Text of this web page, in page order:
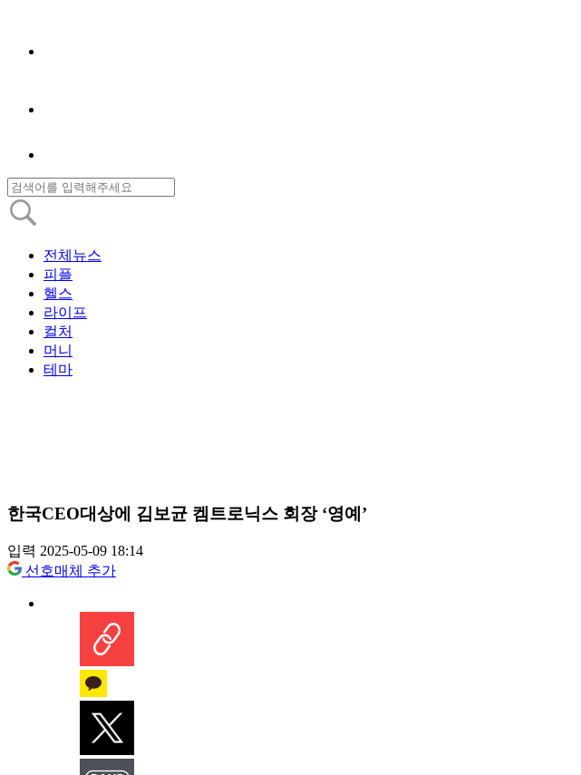
전체뉴스
피플
헬스
라이프
컬처
머니
테마
한국CEO대상에 김보균 켐트로닉스 회장 ‘영예’
입력 2025-05-09 18:14
선호매체 추가